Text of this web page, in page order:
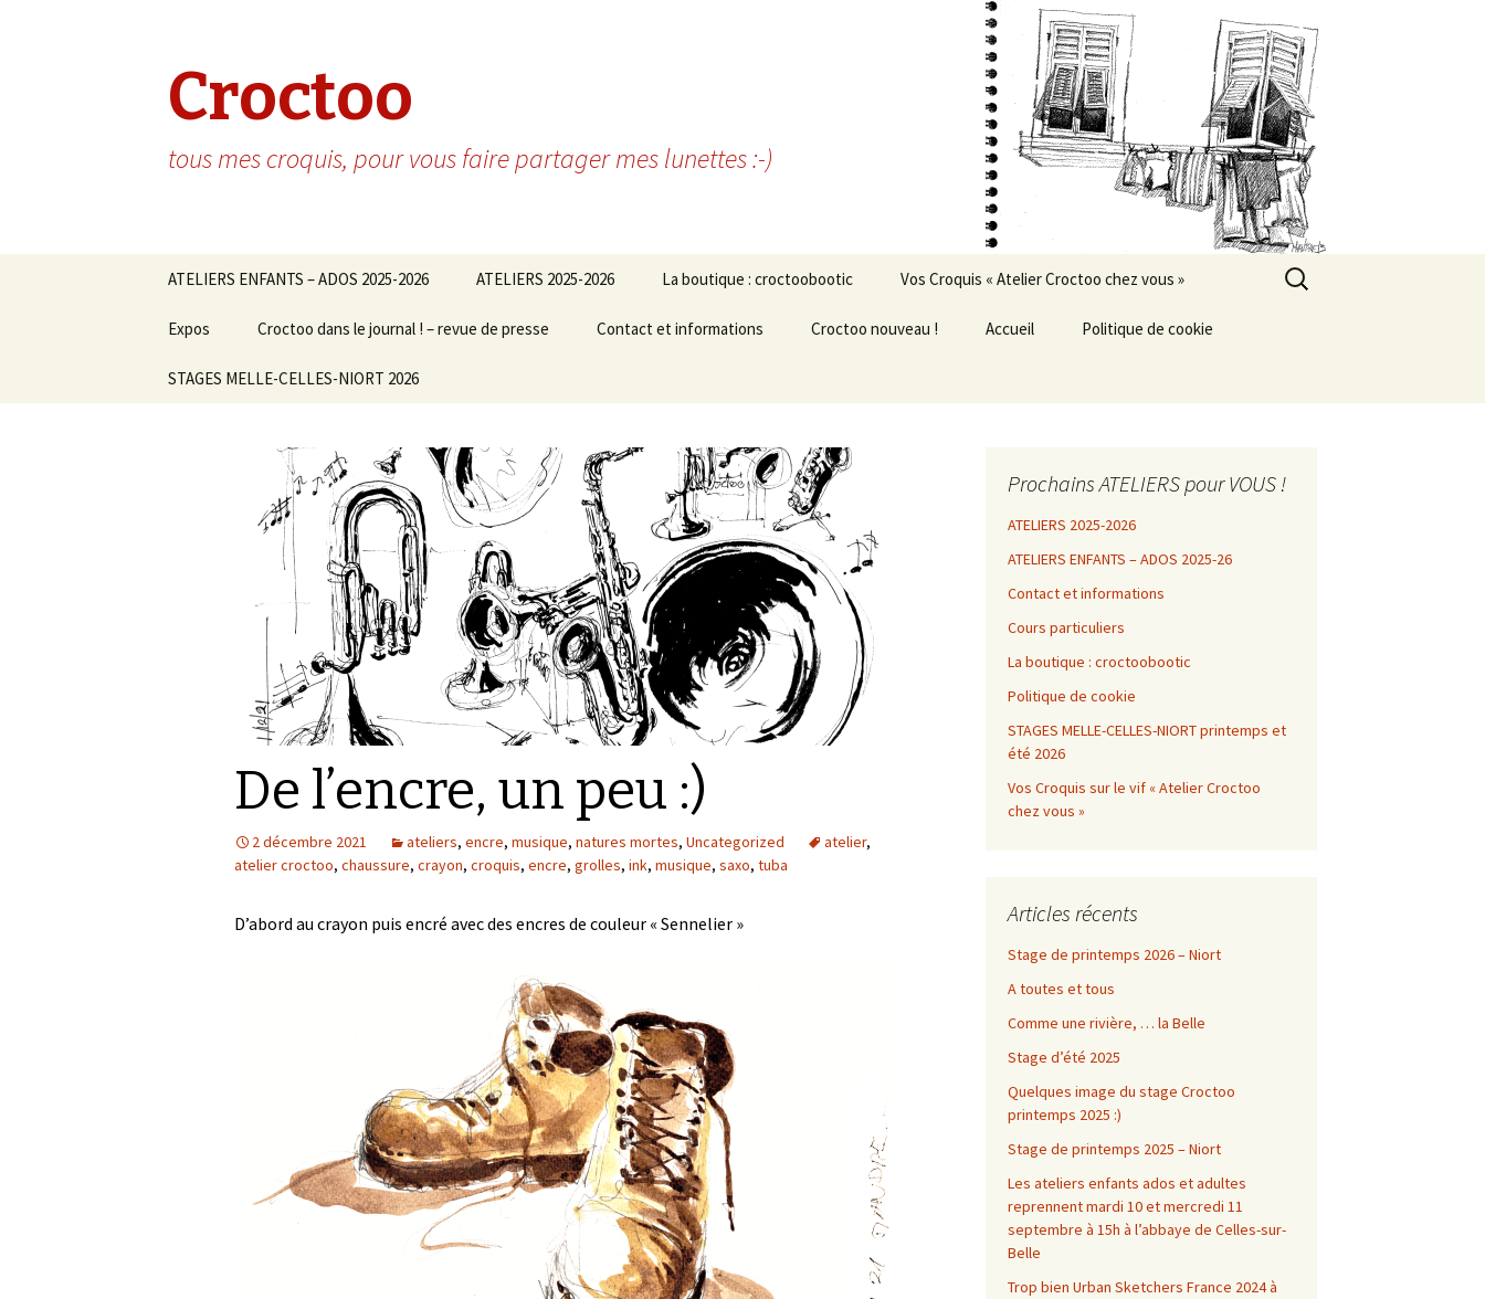
Croctoo
tous mes croquis, pour vous faire partager mes lunettes :-)
Aller au contenu principal
ATELIERS ENFANTS – ADOS 2025-2026 ATELIERS 2025-2026 La boutique : croctoobootic Vos Croquis « Atelier Croctoo chez vous »
Expos Croctoo dans le journal ! – revue de presse Contact et informations Croctoo nouveau ! Accueil Politique de cookie
STAGES MELLE-CELLES-NIORT 2026
Rechercher :
De l’encre, un peu :)
2 décembre 2021 ateliers, encre, musique, natures mortes, Uncategorized atelier,
atelier croctoo, chaussure, crayon, croquis, encre, grolles, ink, musique, saxo, tuba
D’abord au crayon puis encré avec des encres de couleur « Sennelier »
Prochains ATELIERS pour VOUS !
ATELIERS 2025-2026
ATELIERS ENFANTS – ADOS 2025-26
Contact et informations
Cours particuliers
La boutique : croctoobootic
Politique de cookie
STAGES MELLE-CELLES-NIORT printemps et
été 2026
Vos Croquis sur le vif « Atelier Croctoo
chez vous »
Articles récents
Stage de printemps 2026 – Niort
A toutes et tous
Comme une rivière, … la Belle
Stage d’été 2025
Quelques image du stage Croctoo
printemps 2025 :)
Stage de printemps 2025 – Niort
Les ateliers enfants ados et adultes
reprennent mardi 10 et mercredi 11
septembre à 15h à l’abbaye de Celles-sur-
Belle
Trop bien Urban Sketchers France 2024 à